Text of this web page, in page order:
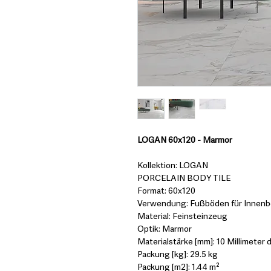
LOGAN 60x120 - Marmor
Kollektion: LOGAN
PORCELAIN BODY TILE
Format: 60x120
Verwendung: Fußböden für
Material: Feinsteinzeug
Optik: Marmor
Materialstärke [mm]: 10 Millimeter
Packung [kg]: 29.5 kg
Packung [m2]: 1.44 m²